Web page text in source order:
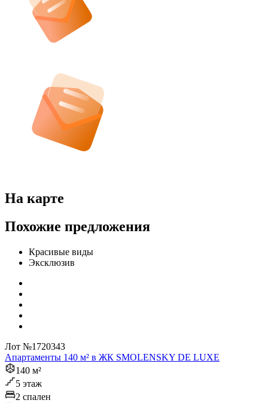
На карте
Похожие предложения
Красивые виды
Эксклюзив
Лот №1720343
Апартаменты 140 м² в ЖК SMOLENSKY DE LUXE
140 м²
5 этаж
2 спален